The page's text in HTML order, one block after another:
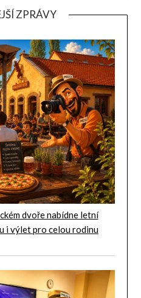
ZPRÁVY
dvoře nabídne letní
i výlet pro celou rodinu